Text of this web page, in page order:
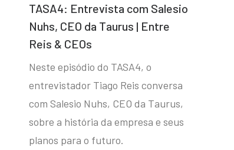
TASA4: Entrevista com Salesio
Nuhs, CEO da Taurus | Entre
Reis & CEOs
Neste episódio do TASA4, o
entrevistador Tiago Reis conversa
com Salesio Nuhs, CEO da Taurus,
sobre a história da empresa e seus
planos para o futuro.